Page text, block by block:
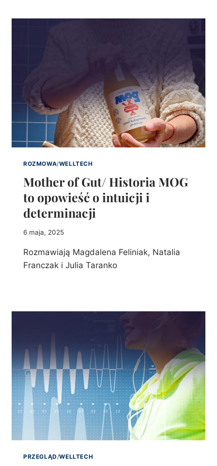
ROZMOWA/WELLTECH
Mother of Gut/ Historia MOG
to opowieść o intuicji i
determinacji
6 maja, 2025
Rozmawiają Magdalena Feliniak, Natalia
Franczak i Julia Taranko
PRZEGLĄD/WELLTECH